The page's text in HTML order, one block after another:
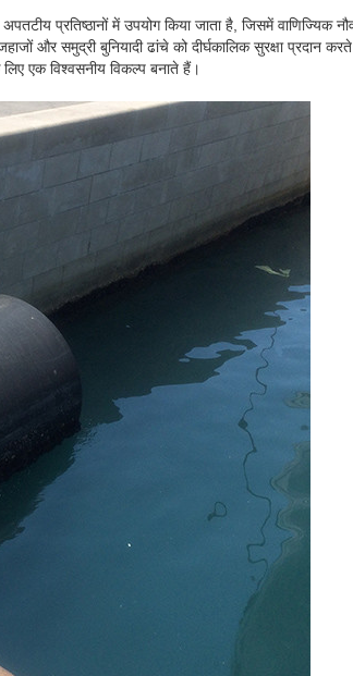
प्रतिष्ठानों में उपयोग किया जाता है, जिसमें वाणिज्यिक
और समुद्री बुनियादी ढांचे को दीर्घकालिक सुरक्षा प्रदान
एक विश्वसनीय विकल्प बनाते हैं।